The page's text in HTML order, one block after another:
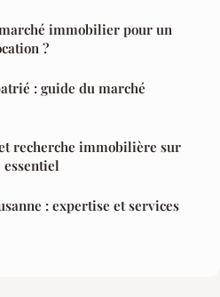
immobilier pour un
?
: guide du marché
recherche immobilière sur
: expertise et services